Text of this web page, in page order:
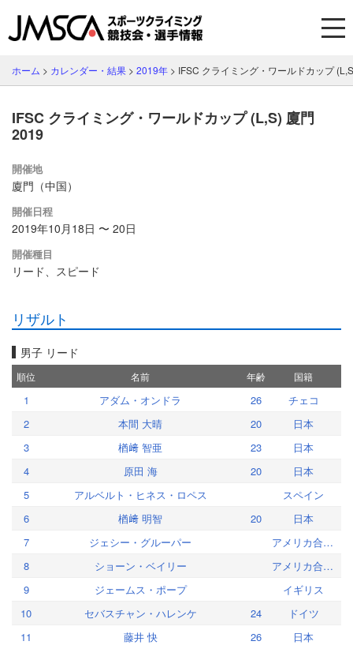
ホーム > カレンダー・結果 > 2019年 > IFSC クライミング・ワールドカップ
IFSC クライミング・ワールドカップ (L,S) 廈門
2019
開催地
廈門（中国）
開催日程
2019年10月18日 〜 20日
開催種目
リード、スピード
リザルト
男子 リード
順位 名前 年齢 国籍
1 アダム・オンドラ 26
チェコ
2
本間 大晴 20
日本
3
楢﨑 智亜 23
日本
4
原田 海 20
日本
5
アルベルト・ヒネス・ロペス
スペイン
6
楢﨑 明智 20
日本
7
ジェシー・グルーパー
アメリカ合衆国
8
ショーン・ベイリー
アメリカ合衆国
9
ジェームス・ポープ
イギリス
10
セバスチャン・ハレンケ 24
ドイツ
11
藤井 快 26
日本